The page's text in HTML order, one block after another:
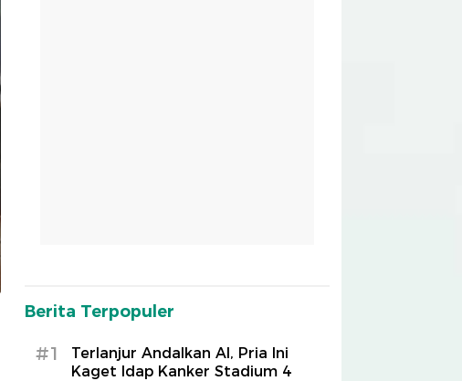
Berita Terpopuler
#1
Terlanjur Andalkan AI, Pria Ini
Kaget Idap Kanker Stadium 4